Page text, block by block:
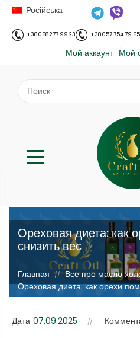
Російська
+38 068 277 99 23 +38 057 754 79 65
Мой аккаунт Мой
Ореховая диета: как
снизить вес
;
Главная // Все про масло
Ореховая диета: как орехи
Дата 07.09.2025